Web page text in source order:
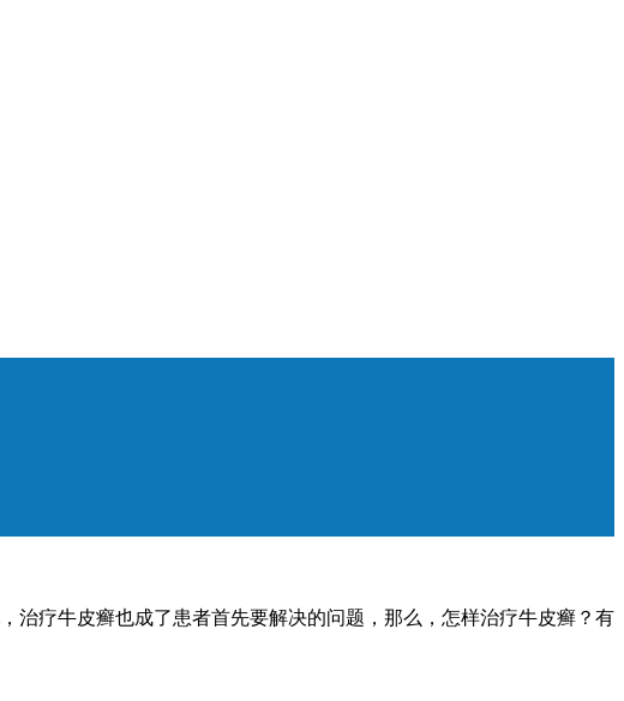
治疗牛皮癣也成了患者首先要解决的问题，那么，怎样治疗牛皮癣？有